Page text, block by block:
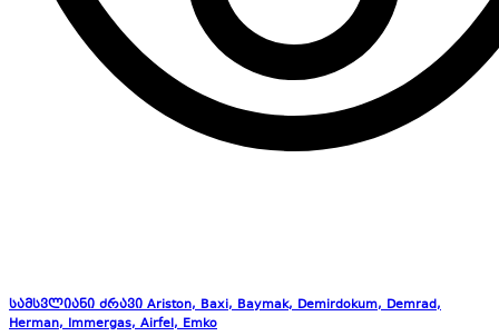
სამსვლიანი ძრავი Ariston, Baxi, Baymak, Demirdokum, Demrad,
Herman, Immergas, Airfel, Emko